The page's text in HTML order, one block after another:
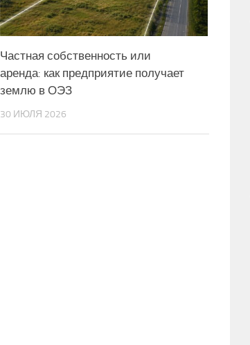
Частная собственность или
аренда: как предприятие получает
землю в ОЭЗ
30 ИЮЛЯ 2026